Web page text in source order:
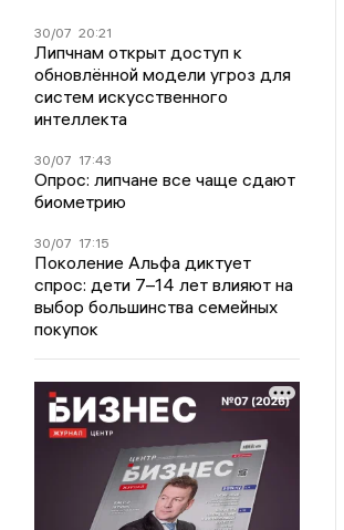
30/07 20:21
Липчнам открыт доступ к
обновлённой модели угроз для
систем искусственного
интеллекта
30/07 17:43
Опрос: липчане все чаще сдают
биометрию
30/07 17:15
Поколение Альфа диктует
спрос: дети 7–14 лет влияют на
выбор большинства семейных
покупок